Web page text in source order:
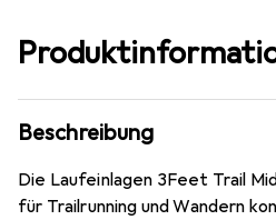
Beschreibung
Die Laufeinlagen 3Feet Trail
für Trailrunning und Wandern